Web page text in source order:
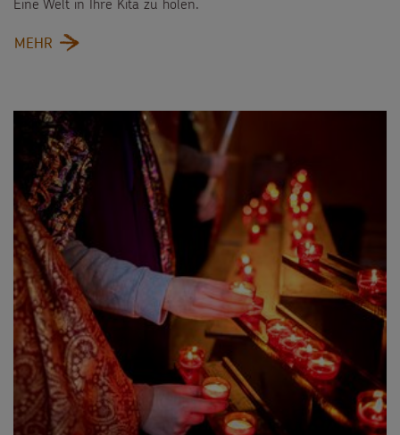
Eine Welt in Ihre Kita zu holen.
MEHR